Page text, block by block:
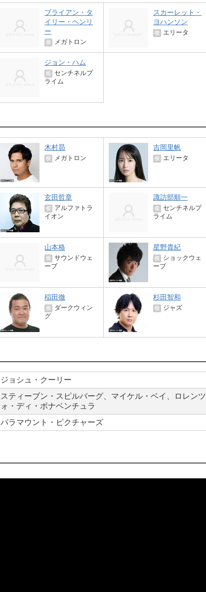
ブライアン・タ
イリー・ヘンリ
ー
役 メガトロン
スカーレット・
ヨハンソン
役 エリータ
ジョン・ハム
役
センチネルプ
ライム
木村昴
役 メガトロン
吉岡里帆
役 エリータ
玄田哲章
役
アルファトラ
イオン
諏訪部順一
役
センチネルプ
ライム
山本格
役
サウンドウェ
ーブ
星野貴紀
役
ショックウェ
ーブ
稲田徹
役
ダークウィン
グ
杉田智和
役 ジャズ
ジョシュ・クーリー
スティーブン・スピルバーグ、マイケル・ベイ、ロレンツ
ォ・ディ・ボナベンチュラ
パラマウント・ピクチャーズ